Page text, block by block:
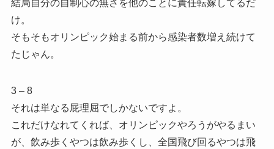
結局自分の自制心の無さを他のことに責任転嫁してるだ
け。
そもそもオリンピック始まる前から感染者数増え続けて
たじゃん。
3 – 8
それは単なる屁理屈でしかないですよ。
これだけなれてくれば、オリンピックやろうがやるまい
が、飲み歩くやつは飲み歩くし、全国飛び回るやつは飛